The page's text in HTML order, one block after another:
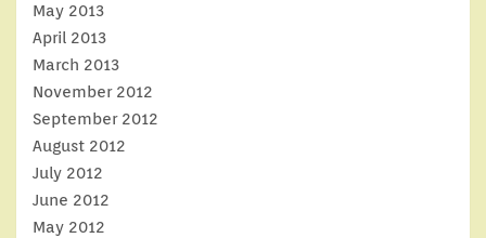
May 2013
April 2013
March 2013
November 2012
September 2012
August 2012
July 2012
June 2012
May 2012